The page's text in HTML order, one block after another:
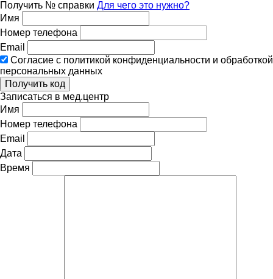
Получить № справки Для чего это нужно?
Имя
Номер телефона
Email
Согласие с политикой конфиденциальности и обработкой
персональных данных
Записаться в мед.центр
Имя
Номер телефона
Email
Дата
Время